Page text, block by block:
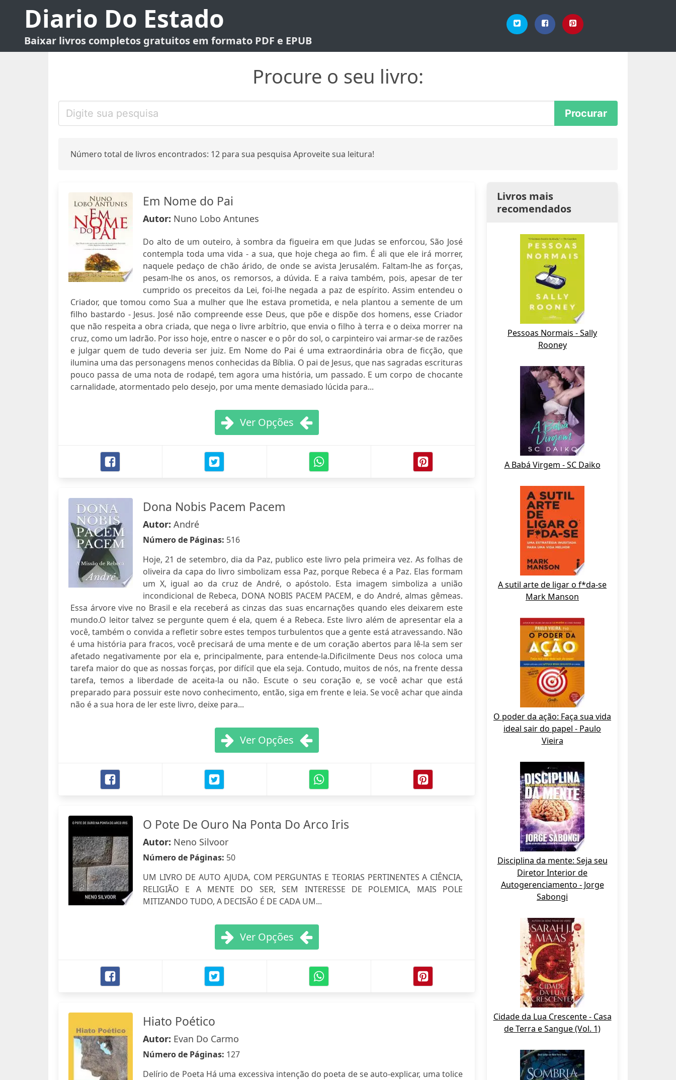
Diario Do Estado
Baixar livros completos gratuitos em formato PDF e EPUB
Procure o seu livro:
Número total de livros encontrados: 12 para sua pesquisa Aproveite sua leitura!
Em Nome do Pai
Autor: Nuno Lobo Antunes
Do alto de um outeiro, à sombra da figueira em que Judas se enforcou, São José
contempla toda uma vida - a sua, que hoje chega ao fim. É ali que ele irá morrer,
naquele pedaço de chão árido, de onde se avista Jerusalém. Faltam-lhe as forças,
pesam-lhe os anos, os remorsos, a dúvida. E a raiva também, pois, apesar de ter
cumprido os preceitos da Lei, foi-lhe negada a paz de espírito. Assim entendeu o
Criador, que tomou como Sua a mulher que lhe estava prometida, e nela plantou a semente de um
filho bastardo - Jesus. José não compreende esse Deus, que põe e dispõe dos homens, esse Criador
que não respeita a obra criada, que nega o livre arbítrio, que envia o filho à terra e o deixa morrer na
cruz, como um ladrão. Por isso hoje, entre o nascer e o pôr do sol, o carpinteiro vai armar-se de razões
e julgar quem de tudo deveria ser juiz. Em Nome do Pai é uma extraordinária obra de ficção, que
ilumina uma das personagens menos conhecidas da Bíblia. O pai de Jesus, que nas sagradas escrituras
pouco passa de uma nota de rodapé, tem agora uma história, um passado. E um corpo de chocante
carnalidade, atormentado pelo desejo, por uma mente demasiado lúcida para...
Ver Opções
Dona Nobis Pacem Pacem
Autor: André
Número de Páginas: 516
Hoje, 21 de setembro, dia da Paz, publico este livro pela primeira vez. As folhas de
oliveira da capa do livro simbolizam essa Paz, porque Rebeca é a Paz. Elas formam
um X, igual ao da cruz de André, o apóstolo. Esta imagem simboliza a união
incondicional de Rebeca, DONA NOBIS PACEM PACEM, e do André, almas gêmeas.
Essa árvore vive no Brasil e ela receberá as cinzas das suas encarnações quando eles deixarem este
mundo.O leitor talvez se pergunte quem é ela, quem é a Rebeca. Este livro além de apresentar ela a
você, também o convida a refletir sobre estes tempos turbulentos que a gente está atravessando. Não
é uma história para fracos, você precisará de uma mente e de um coração abertos para lê-la sem ser
afetado negativamente por ela e, principalmente, para entende-la.Dificilmente Deus nos coloca uma
tarefa maior do que as nossas forças, por difícil que ela seja. Contudo, muitos de nós, na frente dessa
tarefa, temos a liberdade de aceita-la ou não. Escute o seu coração e, se você achar que está
preparado para possuir este novo conhecimento, então, siga em frente e leia. Se você achar que ainda
não é a sua hora de ler este livro, deixe para...
Ver Opções
O Pote De Ouro Na Ponta Do Arco Iris
Autor: Neno Silvoor
Número de Páginas: 50
UM LIVRO DE AUTO AJUDA, COM PERGUNTAS E TEORIAS PERTINENTES A CIÊNCIA,
RELIGIÃO E A MENTE DO SER, SEM INTERESSE DE POLEMICA, MAIS POLE
MITIZANDO TUDO, A DECISÃO É DE CADA UM...
Ver Opções
Hiato Poético
Autor: Evan Do Carmo
Número de Páginas: 127
Delírio de Poeta Há uma excessiva intenção do poeta de se auto-explicar, uma tolice
Livros mais
recomendados
Pessoas Normais - Sally
Rooney
A Babá Virgem - SC Daiko
A sutil arte de ligar o f*da-se
Mark Manson
O poder da ação: Faça sua vida
ideal sair do papel - Paulo
Vieira
Disciplina da mente: Seja seu
Diretor Interior de
Autogerenciamento - Jorge
Sabongi
Cidade da Lua Crescente - Casa
de Terra e Sangue (Vol. 1)